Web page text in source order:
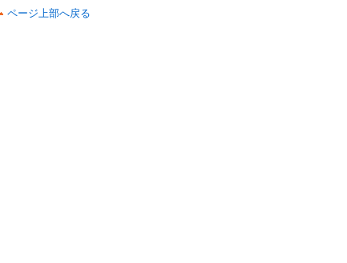
ページ上部へ戻る